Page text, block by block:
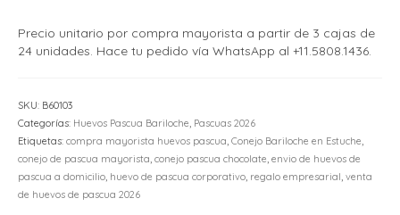
Precio unitario por compra mayorista a partir de 3 cajas de
24 unidades. Hace tu pedido vía WhatsApp al +11.5808.1436.
SKU: B60103
Categorías: Huevos Pascua Bariloche Pascuas 2026
Etiquetas: compra mayorista huevos pascua Conejo Bariloche en Estuche
conejo de pascua mayorista conejo pascua chocolate envio de huevos de
pascua a domicilio huevo de pascua corporativo regalo empresarial venta
de huevos de pascua 2026